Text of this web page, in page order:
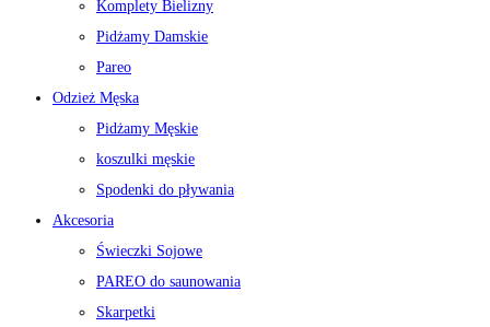
Komplety Bielizny
Pidżamy Damskie
Pareo
Odzież Męska
Pidżamy Męskie
koszulki męskie
Spodenki do pływania
Akcesoria
Świeczki Sojowe
PAREO do saunowania
Skarpetki